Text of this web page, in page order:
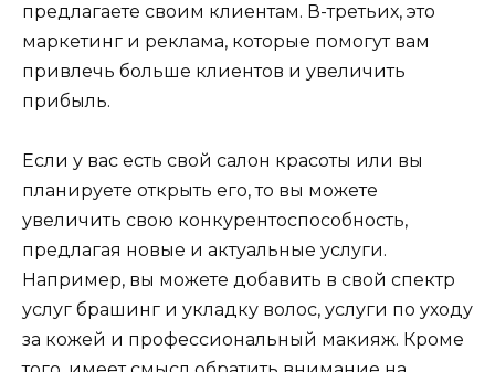
предлагаете своим клиентам. В-третьих, это
маркетинг и реклама, которые помогут вам
привлечь больше клиентов и увеличить
прибыль.
Если у вас есть свой салон красоты или вы
планируете открыть его, то вы можете
увеличить свою конкурентоспособность,
предлагая новые и актуальные услуги.
Например, вы можете добавить в свой спектр
услуг брашинг и укладку волос, услуги по уходу
за кожей и профессиональный макияж. Кроме